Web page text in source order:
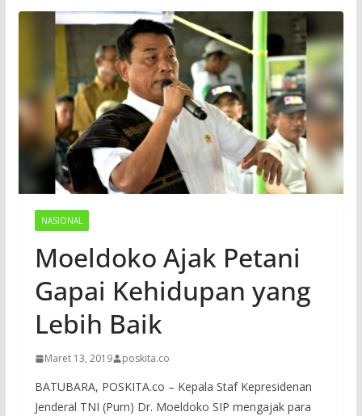
NASIONAL
Moeldoko Ajak Petani
Gapai Kehidupan yang
Lebih Baik
Maret 13, 2019 poskita.co
BATUBARA, POSKITA.co – Kepala Staf Kepresidenan
Jenderal TNI (Purn) Dr. Moeldoko SIP mengajak para